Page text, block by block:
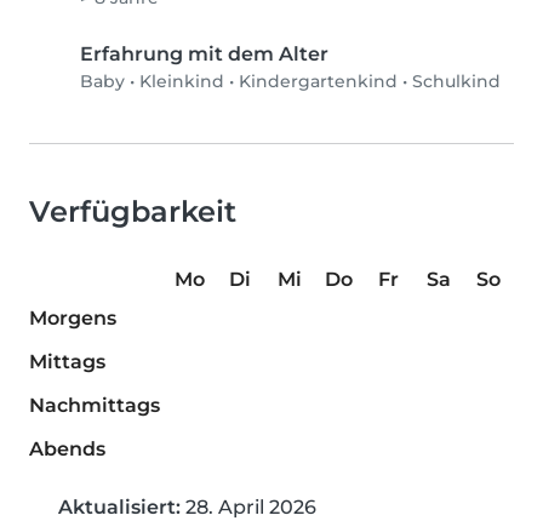
Erfahrung mit dem Alter
Baby • Kleinkind • Kindergartenkind • Schulkind
Verfügbarkeit
Mo Di Mi Do Fr Sa
So
Morgens
Mittags
Nachmittags
Abends
Aktualisiert: 28. April 2026